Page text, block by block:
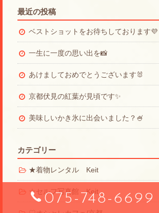
最近の投稿
ベストショットをお待ちしております💜
一生に一度の思い出を📸
あけましておめでとうございます🐰
京都伏見の紅葉が見頃です✨
美味しいかき氷に出会いました？🍧
カテゴリー
★着物レンタル Keit
☆セルフ写真館 Keit
075-748-6699